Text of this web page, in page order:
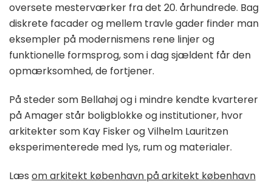
oversete mesterværker fra det 20. århundrede. Bag
diskrete facader og mellem travle gader finder man
eksempler på modernismens rene linjer og
funktionelle formsprog, som i dag sjældent får den
opmærksomhed, de fortjener.
På steder som Bellahøj og i mindre kendte kvarterer
på Amager står boligblokke og institutioner, hvor
arkitekter som Kay Fisker og Vilhelm Lauritzen
eksperimenterede med lys, rum og materialer.
Læs om arkitekt københavn på arkitekt københavn